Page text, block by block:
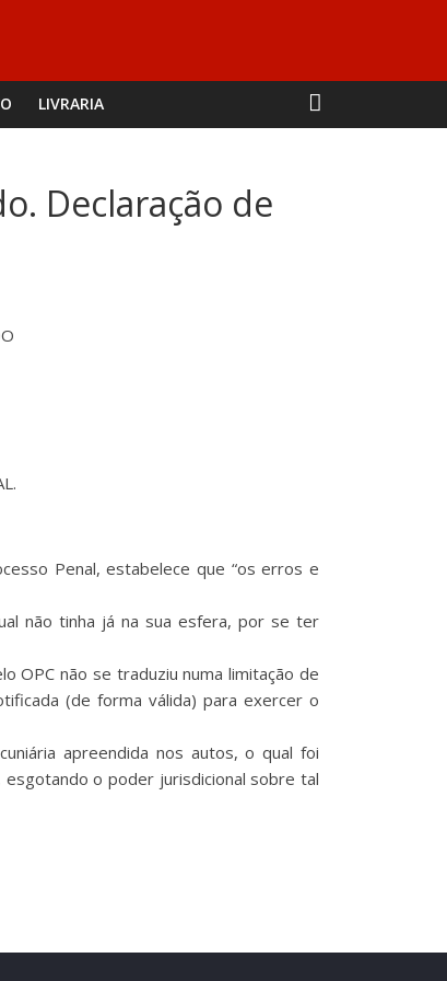
LIVRARIA
Declaração de
Penal, estabelece que “os erros e
não tinha já na sua esfera, por se ter
OPC não se traduziu numa limitação de
(de forma válida) para exercer o
apreendida nos autos, o qual foi
o poder jurisdicional sobre tal